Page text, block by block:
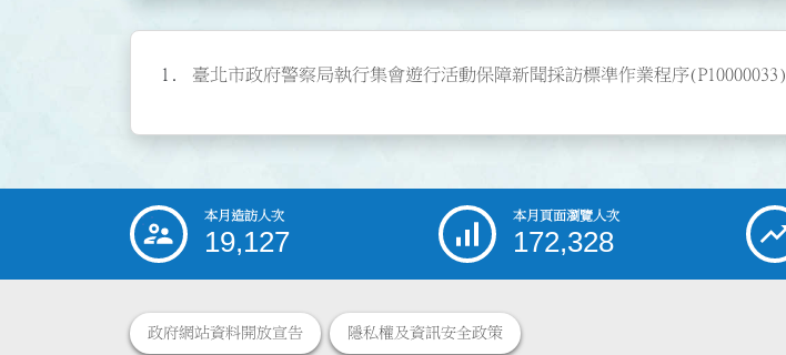
臺北市政府警察局執行集會遊行活動保障新聞採訪標準作業程序(P10000033)
::: 本月造訪人次
19,127
本月頁面瀏覽人次
172,328
政府網站資料開放宣告 隱私權及資訊安全政策